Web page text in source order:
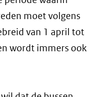
moet volgens
van 1 april tot
wordt immers ook